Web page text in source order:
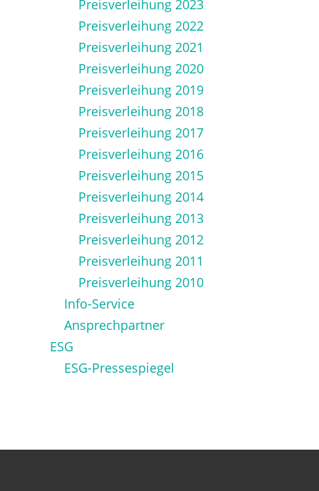
Preisverleihung 2023
Preisverleihung 2022
Preisverleihung 2021
Preisverleihung 2020
Preisverleihung 2019
Preisverleihung 2018
Preisverleihung 2017
Preisverleihung 2016
Preisverleihung 2015
Preisverleihung 2014
Preisverleihung 2013
Preisverleihung 2012
Preisverleihung 2011
Preisverleihung 2010
Info-Service
Ansprechpartner
ESG
ESG-Pressespiegel